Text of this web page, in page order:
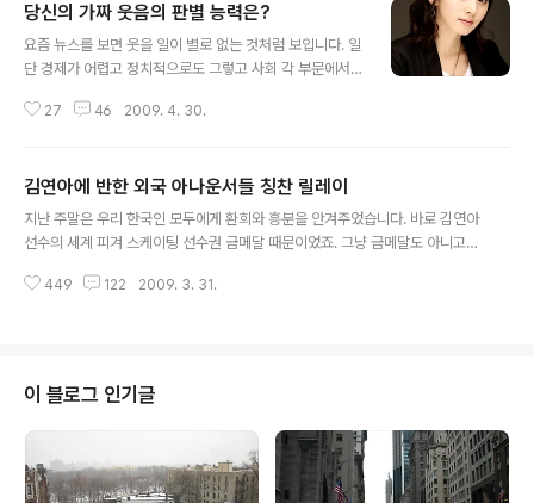
당신의 가짜 웃음의 판별 능력은?
요즘 뉴스를 보면 웃을 일이 별로 없는 것처럼 보입니다. 일
단 경제가 어렵고 정치적으로도 그렇고 사회 각 부문에서
많은 것도 같습니다. 웃음에는 두 가지가 있습니다. 웃을 일
를 말하는 듯합니다. 웃을 일이 없어도 웃으면 결국 이 행복
한 느낌이 상대에도 전해지고 서로 좋은 영향을 나누어서
서로 복을 받는다는 의미가 아닌가 합니다. 인간과 동물을
이 동물과 비슷한 점에 놀라게 됩니다. 특히 원숭이 같은 동
27 46 2009. 4. 30.
김연아에 반한 외국 아나운서들 칭찬 릴레이
지난 주말은 우리 한국인 모두에게 환희와 흥분을 안겨주었습니다. 바로 김연아
선수의 세계 피겨 스케이팅 선수권 금메달 때문이었죠. 그냥 금메달도 아니고
뿌듯해지는 순간이었습니다. 야구나 축구와 같은 인기 종목이 국제 경기에서 선
라에 피겨스케이팅이 인기종목으로 떠오르는 것은 시간문제가 아닌가 합니다.
저도 처음에 미국에 와서 의아했던 것이 미국인들이 꼽는 인기 스포츠에 미식축
구나 야구, 농구 외에도 피겨스케이..
449 122 2009. 3. 31.
이 블로그 인기글